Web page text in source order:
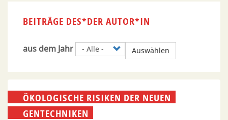
BEITRÄGE DES*DER AUTOR*IN
aus dem Jahr Auswählen
ÖKOLOGISCHE RISIKEN DER NEUEN
GENTECHNIKEN